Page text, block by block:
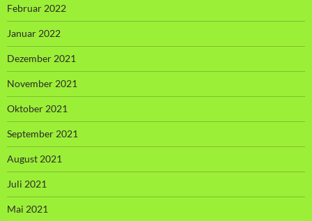
Februar 2022
Januar 2022
Dezember 2021
November 2021
Oktober 2021
September 2021
August 2021
Juli 2021
Mai 2021